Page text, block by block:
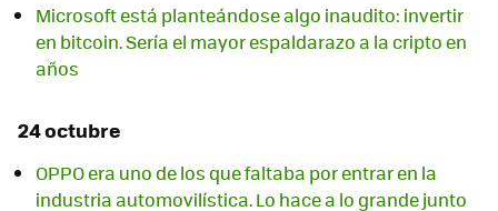
Microsoft está planteándose algo inaudito: invertir
en bitcoin. Sería el mayor espaldarazo a la cripto en
años
24 octubre
OPPO era uno de los que faltaba por entrar en la
industria automovilística. Lo hace a lo grande junto